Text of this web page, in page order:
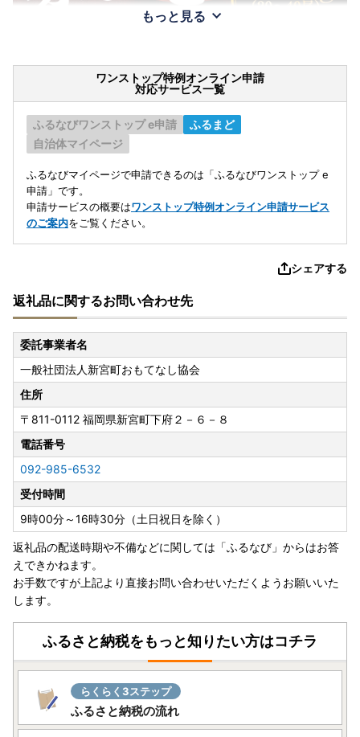
もっと見る
ワンストップ特例オンライン申請
対応サービス一覧
ふるなびワンストップ e申請
ふるまど
自治体マイページ
ふるなびマイページで申請できるのは「ふるなびワンストップ e
申請」です。
申請サービスの概要はワンストップ特例オンライン申請サービス
のご案内をご覧ください。
シェアする
返礼品に関するお問い合わせ先
委託事業者名
一般社団法人新宮町おもてなし協会
住所
〒811-0112 福岡県新宮町下府２－６－８
電話番号
092-985-6532
受付時間
9時00分～16時30分（土日祝日を除く）
返礼品の配送時期や不備などに関しては「ふるなび」からはお答
えできかねます。
お手数ですが上記より直接お問い合わせいただくようお願いいた
します。
ふるさと納税をもっと知りたい方はコチラ
らくらく3ステップ
ふるさと納税の流れ